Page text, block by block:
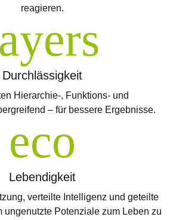
reagieren.
Durchlässigkeit
Hierarchie-, Funktions- und
– für bessere Ergebnisse.
Lebendigkeit
verteilte Intelligenz und geteilte
ungenutzte Potenziale zum Leben zu